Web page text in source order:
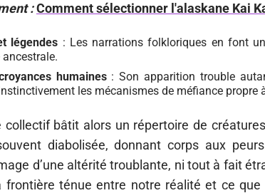
:Comment sélectionner l'alaskane Kai
légendes : Les narrations folkloriques en font
humaines: Son apparition trouble
les mécanismes de méfiance propre
collectif bâtit alors un répertoire de
diabolisée, donnant corps aux
d’une altérité troublante, ni tout à fait
frontière ténue entre notre réalité et ce que